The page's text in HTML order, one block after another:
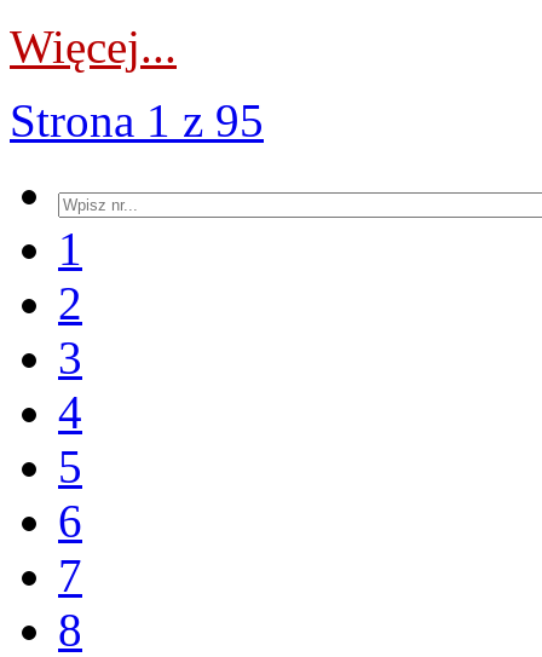
Więcej...
Strona 1 z 95
1
2
3
4
5
6
7
8